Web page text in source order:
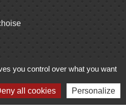
you control over what you want
all cookies Personalize